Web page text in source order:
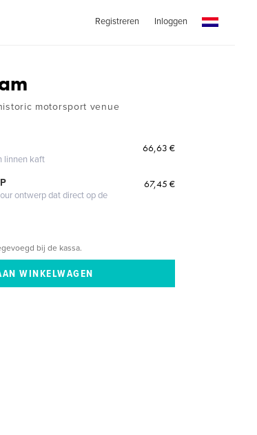
Registreren Inloggen
motorsport venue
linnen kaft
66,63 €
ontwerp dat direct op de
67,45 €
bij de kassa.